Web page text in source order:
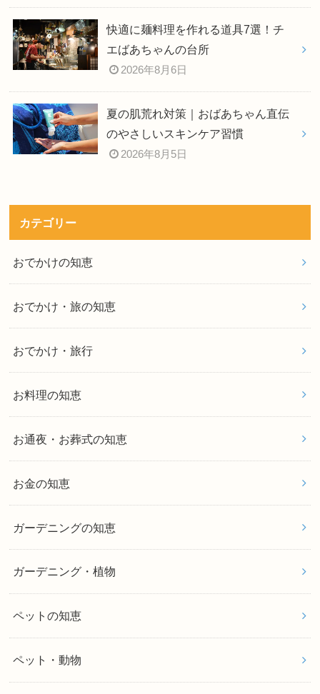
快適に麺料理を作れる道具7選！チ
エばあちゃんの台所
2026年8月6日
夏の肌荒れ対策｜おばあちゃん直伝
のやさしいスキンケア習慣
2026年8月5日
カテゴリー
おでかけの知恵
おでかけ・旅の知恵
おでかけ・旅行
お料理の知恵
お通夜・お葬式の知恵
お金の知恵
ガーデニングの知恵
ガーデニング・植物
ペットの知恵
ペット・動物